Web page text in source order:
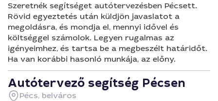
Szeretnék segítséget autótervezésben Pécsett.
Rövid egyeztetés után küldjön javaslatot a
megoldásra, és mondja el, mennyi idővel és
költséggel számolok. Legyen rugalmas az
igényeimhez, és tartsa be a megbeszélt határidőt.
Ha van korábbi hasonló munkája, az előny.
Autótervező segítség Pécsen
Pécs, belváros